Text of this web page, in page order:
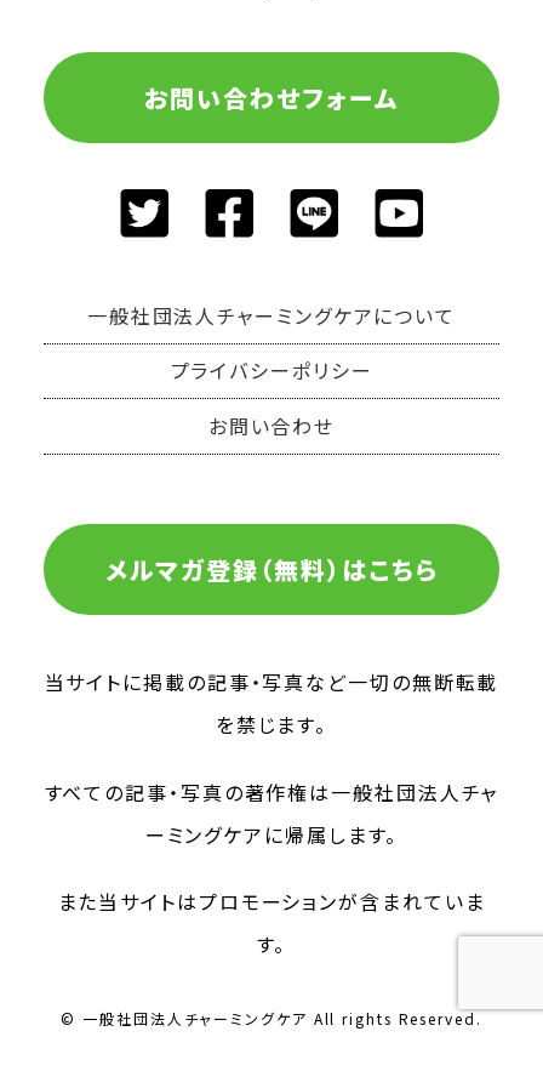
お問い合わせフォーム
一般社団法人チャーミングケアについて
プライバシーポリシー
お問い合わせ
メルマガ登録（無料）はこちら
当サイトに掲載の記事・写真など一切の無断転載
を禁じます。
すべての記事・写真の著作権は一般社団法人チャ
ーミングケアに帰属します。
また当サイトはプロモーションが含まれていま
す。
© 一般社団法人チャーミングケア All rights Reserved.